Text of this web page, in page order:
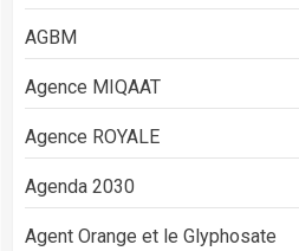
AGBM
Agence MIQAAT
Agence ROYALE
Agenda 2030
Agent Orange et le Glyphosate